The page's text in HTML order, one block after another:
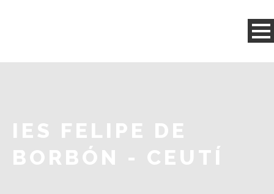
IES FELIPE DE
BORBÓN - CEUTÍ